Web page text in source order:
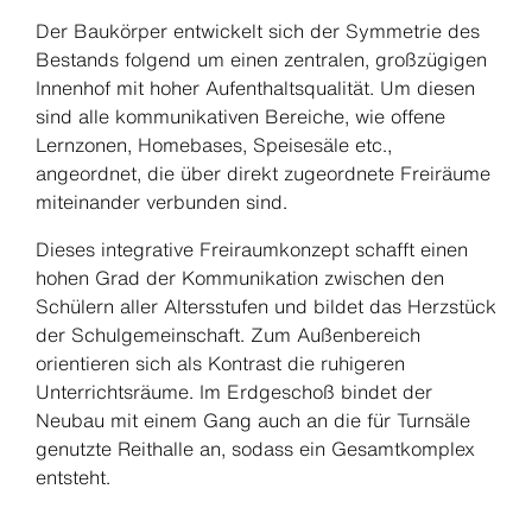
Der Baukörper entwickelt sich der Symmetrie des
Bestands folgend um einen zentralen, großzügigen
Innenhof mit hoher Aufenthaltsqualität. Um diesen
sind alle kommunikativen Bereiche, wie offene
Lernzonen, Homebases, Speisesäle etc.,
angeordnet, die über direkt zugeordnete Freiräume
miteinander verbunden sind.
Dieses integrative Freiraumkonzept schafft einen
hohen Grad der Kommunikation zwischen den
Schülern aller Altersstufen und bildet das Herzstück
der Schulgemeinschaft. Zum Außenbereich
orientieren sich als Kontrast die ruhigeren
Unterrichtsräume. Im Erdgeschoß bindet der
Neubau mit einem Gang auch an die für Turnsäle
genutzte Reithalle an, sodass ein Gesamtkomplex
entsteht.